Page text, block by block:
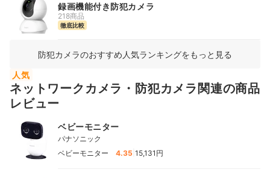
録画機能付き防犯カメラ
218商品
徹底比較
防犯カメラのおすすめ人気ランキングをもっと見る
人気
ネットワークカメラ・防犯カメラ関連の商品
レビュー
ベビーモニター
パナソニック
ベビーモニター
4.35 15,131円